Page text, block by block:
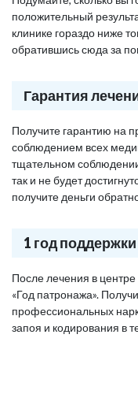
положительный
клинике гораздо ниже
обратившись сюда за
Гарантия
Получите гарантию на
соблюдением всех
тщательном
так и не будет
получите деньги
1 год поддержки
После лечения в
«Год патронажа».
профессиональных
запоя и кодирования в